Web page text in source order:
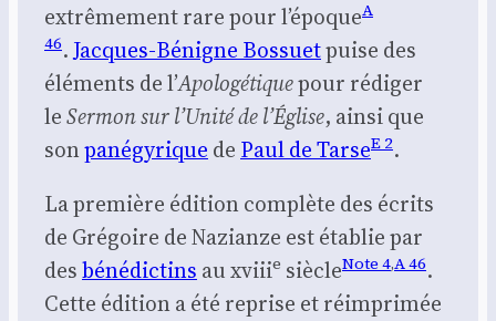
extrê­me­ment rare pour l’é­poqueA
46. Jacques-Bénigne Bos­suetpuise des
élé­ments de l’Apo­lo­gé­tiquepour rédi­ger
leSer­mon sur l’U­ni­té de l’É­glise, ain­si que
sonpané­gy­rique de Paul de TarseE 2.
La pre­mière édi­tion com­plète des écrits
de Gré­goire de Nazianze est éta­blie par
desbéné­dic­tins au xviiie siècleNote 4,A 46.
Cette édi­tion a été reprise et réim­pri­mée